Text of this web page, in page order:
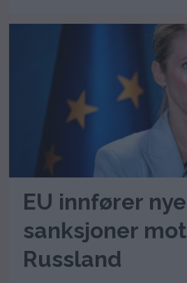
EU innfører nye
sanksjoner mot
Russland